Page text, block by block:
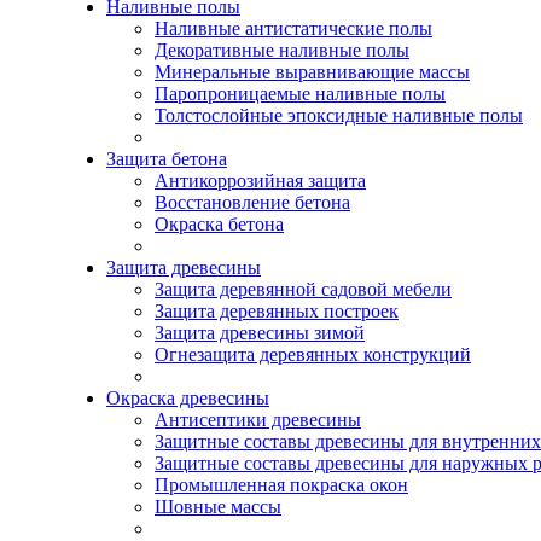
Наливные полы
Наливные антистатические полы
Декоративные наливные полы
Минеральные выравнивающие массы
Паропроницаемые наливные полы
Толстослойные эпоксидные наливные полы
Защита бетона
Антикоррозийная защита
Восстановление бетона
Окраска бетона
Защита древесины
Защита деревянной садовой мебели
Защита деревянных построек
Защита древесины зимой
Огнезащита деревянных конструкций
Окраска древесины
Антисептики древесины
Защитные составы древесины для
Защитные составы древесины для наружных
Промышленная покраска окон
Шовные массы